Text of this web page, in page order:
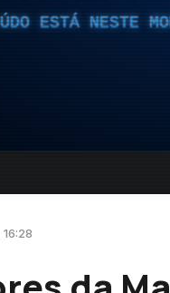
ESTÁ NESTE